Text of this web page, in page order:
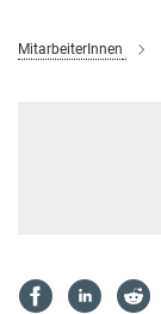
MitarbeiterInnen